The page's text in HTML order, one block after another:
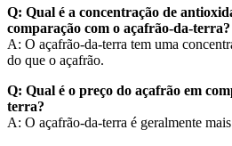
Q: Qual é a concentração de
comparação com o açafrão-da-terra?
A: O açafrão-da-terra tem uma
do que o açafrão.
Q: Qual é o preço do açafrão em
terra?
A: O açafrão-da-terra é geralmente